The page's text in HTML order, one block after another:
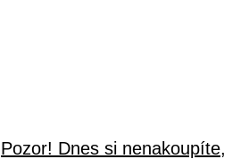
Pozor! Dnes si nenakoupíte,